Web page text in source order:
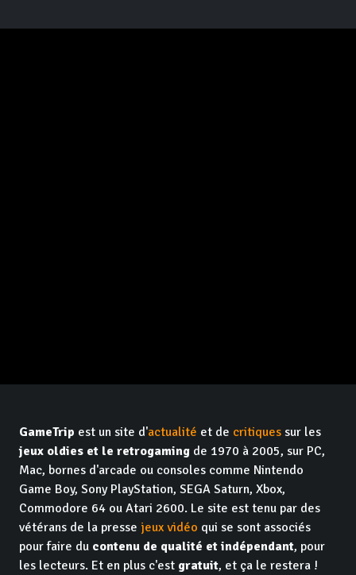
GameTrip est un site d'actualité et de critiques sur les
jeux oldies et le retrogaming de 1970 à 2005, sur PC,
Mac, bornes d'arcade ou consoles comme Nintendo
Game Boy, Sony PlayStation, SEGA Saturn, Xbox,
Commodore 64 ou Atari 2600. Le site est tenu par des
vétérans de la presse jeux vidéo qui se sont associés
pour faire du contenu de qualité et indépendant, pour
les lecteurs. Et en plus c'est gratuit, et ça le restera !